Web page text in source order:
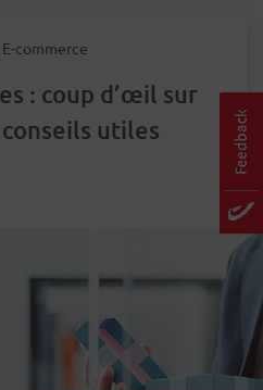
commerce
: coup d’œil sur
utiles